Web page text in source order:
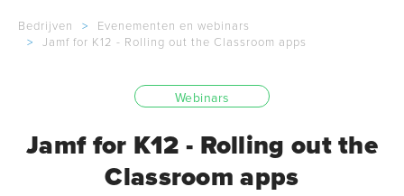
Bedrijven >
Evenementen en webinars
> Jamf for K12 - Rolling out the Classroom apps
Webinars
Jamf for K12 - Rolling out the
Classroom apps